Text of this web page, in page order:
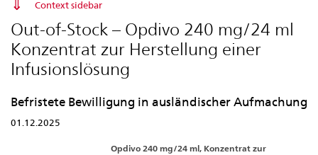
Context sidebar
Out-of-Stock – Opdivo 240 mg/24 ml
Konzentrat zur Herstellung einer
Infusionslösung
Befristete Bewilligung in ausländischer Aufmachung
01.12.2025
Opdivo 240 mg/24 ml, Konzentrat zur